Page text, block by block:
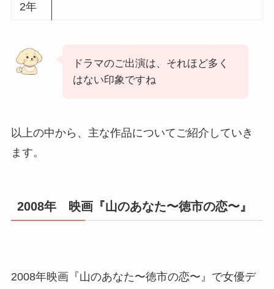
2年
ドラマのご出演は、それほど多く
はない印象ですね
以上の中から、主な作品についてご紹介していき
ます。
2008年 映画『山のあなた〜徳市の恋〜』
2008年映画『山のあなた〜徳市の恋〜』で女優デ